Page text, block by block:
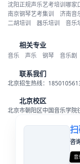
沈阳正规声乐艺考培训哪家
南京钢琴艺考集训
济南音
二胡培训
器乐培训 音乐
相关专业
音乐 声乐 钢琴 音乐剧
联系我们
北京招生热线：
北京校区
北京市朝阳区中国音乐学院
咨
音